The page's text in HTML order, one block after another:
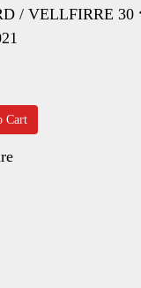
/ VELLFIRRE 30
Cart